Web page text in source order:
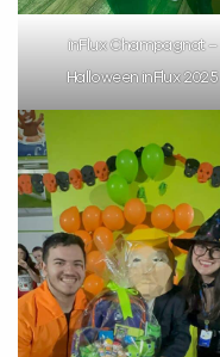
inFlux Champagnat –
Halloween inFlux 2025
VOLTAR